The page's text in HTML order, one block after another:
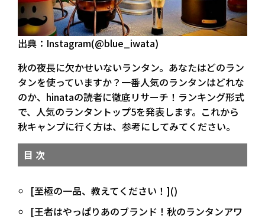
出典：Instagram(@blue_iwata)
秋の夜長に欠かせいないランタン。あなたはどのラン
タンを使っていますか？一番人気のランタンはどれな
のか、hinataの読者に徹底リサーチ！ランキング形式
で、人気のランタントップ5を発表します。これから
秋キャンプに行く方は、参考にしてみてください。
目 次
[至極の一品、教えてください！]()
[王者はやっぱりあのブランド！秋のランタンアワ